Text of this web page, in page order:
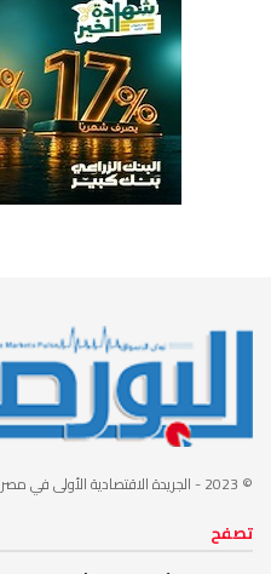
© 2023 - الجريدة الاقتصادية الأولى في مصر
تصفح